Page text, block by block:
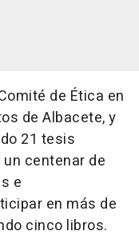
de Ética en
de Albacete, y
21 tesis
centenar de
e
en más de
cinco libros.